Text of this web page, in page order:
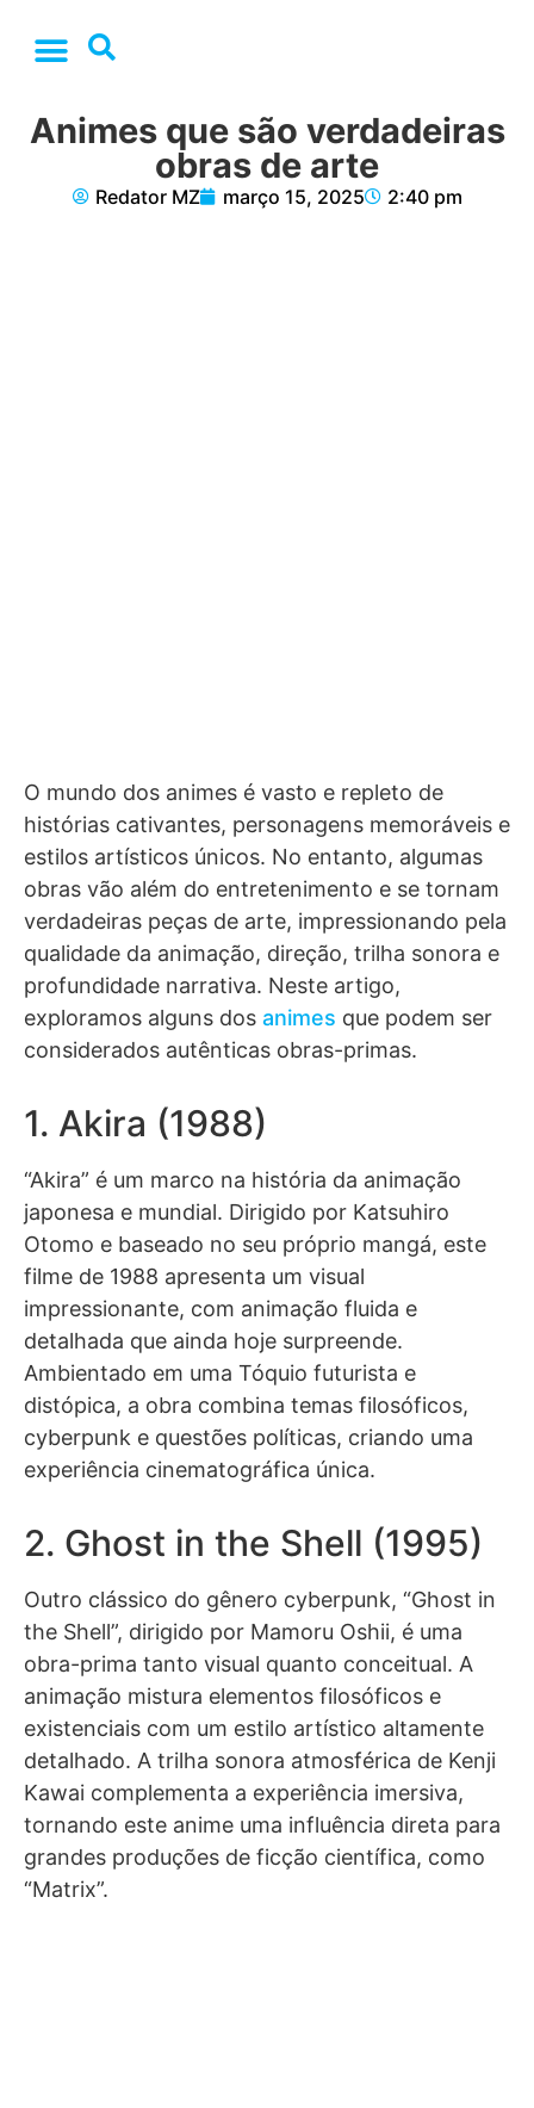
Animes que são verdadeiras
obras de arte
Redator MZ março 15, 2025 2:40 pm
O mundo dos animes é vasto e repleto de
histórias cativantes, personagens memoráveis e
estilos artísticos únicos. No entanto, algumas
obras vão além do entretenimento e se tornam
verdadeiras peças de arte, impressionando pela
qualidade da animação, direção, trilha sonora e
profundidade narrativa. Neste artigo,
exploramos alguns dos animes que podem ser
considerados autênticas obras-primas.
1. Akira (1988)
“Akira” é um marco na história da animação
japonesa e mundial. Dirigido por Katsuhiro
Otomo e baseado no seu próprio mangá, este
filme de 1988 apresenta um visual
impressionante, com animação fluida e
detalhada que ainda hoje surpreende.
Ambientado em uma Tóquio futurista e
distópica, a obra combina temas filosóficos,
cyberpunk e questões políticas, criando uma
experiência cinematográfica única.
2. Ghost in the Shell (1995)
Outro clássico do gênero cyberpunk, “Ghost in
the Shell”, dirigido por Mamoru Oshii, é uma
obra-prima tanto visual quanto conceitual. A
animação mistura elementos filosóficos e
existenciais com um estilo artístico altamente
detalhado. A trilha sonora atmosférica de Kenji
Kawai complementa a experiência imersiva,
tornando este anime uma influência direta para
grandes produções de ficção científica, como
“Matrix”.